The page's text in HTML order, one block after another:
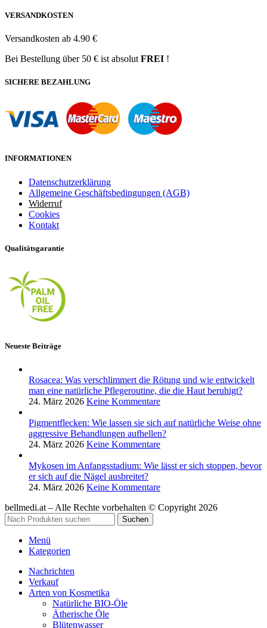
VERSANDKOSTEN
Versandkosten ab 4.90 €
Bei Bestellung über 50 € ist absolut FREI !
SICHERE BEZAHLUNG
INFORMATIONEN
Datenschutzerklärung
Allgemeine Geschäftsbedingungen (AGB)
Widerruf
Cookies
Kontakt
Qualitätsgarantie
Neueste Beiträge
Rosacea: Was verschlimmert die Rötung und wie entwickelt
man eine natürliche Pflegeroutine, die die Haut beruhigt?
24. März 2026 Keine Kommentare
Pigmentflecken: Wie lassen sie sich auf natürliche Weise ohne
aggressive Behandlungen aufhellen?
24. März 2026 Keine Kommentare
Mykosen im Anfangsstadium: Wie lässt er sich stoppen, bevor
er sich auf die Nägel ausbreitet?
24. März 2026 Keine Kommentare
bellmedi.at – Alle Rechte vorbehalten © Copyright 2026
Suchen
Menü
Kategorien
Nachrichten
Verkauf
Arten von Kosmetika
Natürliche BIO-Öle
Ätherische Öle
Blütenwasser